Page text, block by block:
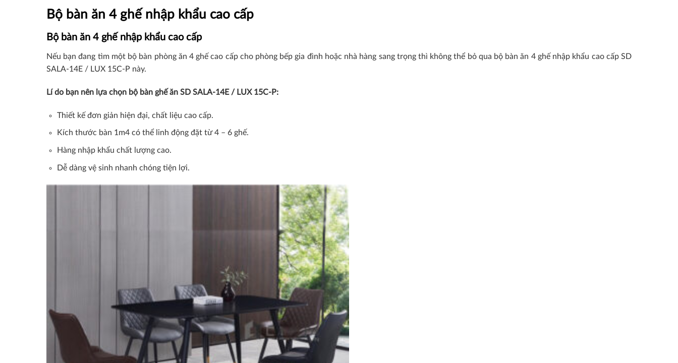
Bộ bàn ăn 4 ghế nhập khẩu cao cấp
Bộ bàn ăn 4 ghế nhập khẩu cao cấp
Nếu bạn đang tìm một bộ bàn phòng ăn 4 ghế cao cấp cho phòng bếp gia đình hoặc nhà hàng sang trọng thì không thể bỏ qua bộ bàn ăn 4 ghế nhập khẩu cao cấp SD
SALA-14E / LUX 15C-P này.
Lí do bạn nên lựa chọn bộ bàn ghế ăn SD SALA-14E / LUX 15C-P:
Thiết kế đơn giản hiện đại, chất liệu cao cấp.
Kích thước bàn 1m4 có thể linh động đặt từ 4 – 6 ghế.
Hàng nhập khẩu chất lượng cao.
Dễ dàng vệ sinh nhanh chóng tiện lợi.